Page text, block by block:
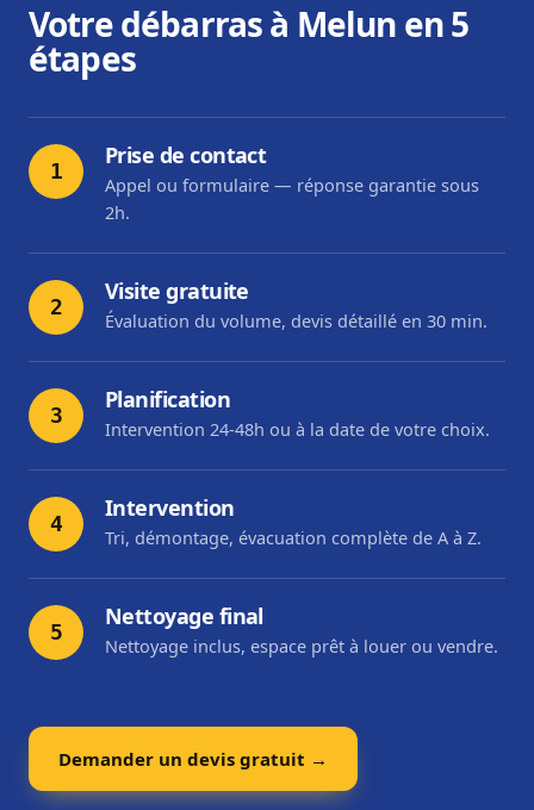
Votre débarras à Melun en 5
étapes
1
Prise de contact
Appel ou formulaire — réponse garantie sous
2h.
2
Visite gratuite
Évaluation du volume, devis détaillé en 30 min.
3
Planification
Intervention 24-48h ou à la date de votre choix.
4
Intervention
Tri, démontage, évacuation complète de A à Z.
5
Nettoyage final
Nettoyage inclus, espace prêt à louer ou vendre.
Demander un devis gratuit →